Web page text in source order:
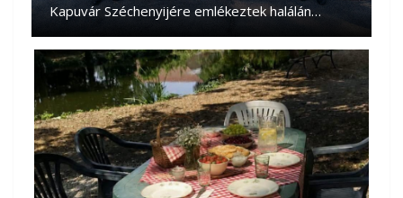
Kapuvár Széchenyijére emlékeztek halálán…